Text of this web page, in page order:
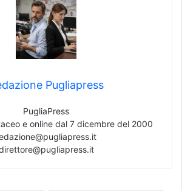
Pugliapress
PugliaPress
e online dal 7 dicembre del 2000